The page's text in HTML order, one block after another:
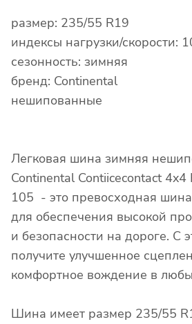
размер: 235/55 R19
индексы нагрузки/скорости:
сезонность: зимняя
бренд: Continental
нешипованные
Легковая шина зимняя
Continental Contiicecontact
105 - это превосходная
для обеспечения высокой
и безопасности на дороге. С
получите улучшенное
комфортное вождение в
Шина имеет размер 235/55